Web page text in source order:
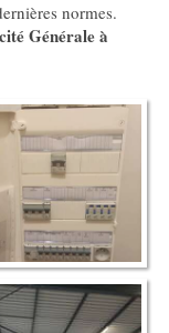
normes.
Générale à